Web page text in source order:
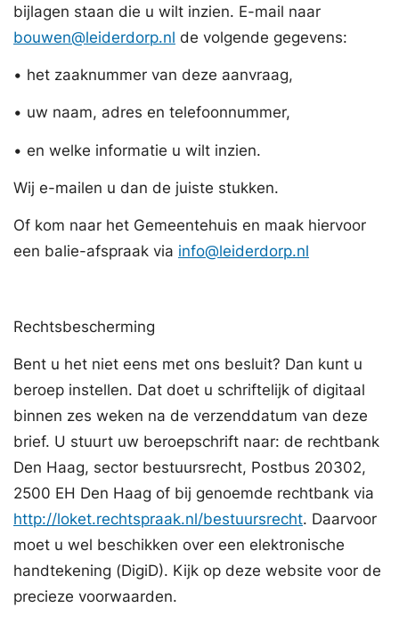
bijlagen staan die u wilt inzien. E-mail naar
bouwen@leiderdorp.nl de volgende gegevens:
• het zaaknummer van deze aanvraag,
• uw naam, adres en telefoonnummer,
• en welke informatie u wilt inzien.
Wij e-mailen u dan de juiste stukken.
Of kom naar het Gemeentehuis en maak hiervoor
een balie-afspraak via info@leiderdorp.nl
Rechtsbescherming
Bent u het niet eens met ons besluit? Dan kunt u
beroep instellen. Dat doet u schriftelijk of digitaal
binnen zes weken na de verzenddatum van deze
brief. U stuurt uw beroepschrift naar: de rechtbank
Den Haag, sector bestuursrecht, Postbus 20302,
2500 EH Den Haag of bij genoemde rechtbank via
http://loket.rechtspraak.nl/bestuursrecht. Daarvoor
moet u wel beschikken over een elektronische
handtekening (DigiD). Kijk op deze website voor de
precieze voorwaarden.